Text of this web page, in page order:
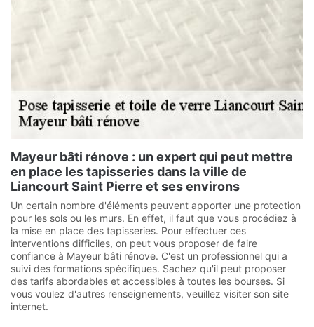
Mayeur bâti rénove : un expert qui peut mettre
en place les tapisseries dans la ville de
Liancourt Saint Pierre et ses environs
Un certain nombre d'éléments peuvent apporter une protection
pour les sols ou les murs. En effet, il faut que vous procédiez à
la mise en place des tapisseries. Pour effectuer ces
interventions difficiles, on peut vous proposer de faire
confiance à Mayeur bâti rénove. C'est un professionnel qui a
suivi des formations spécifiques. Sachez qu'il peut proposer
des tarifs abordables et accessibles à toutes les bourses. Si
vous voulez d'autres renseignements, veuillez visiter son site
internet.